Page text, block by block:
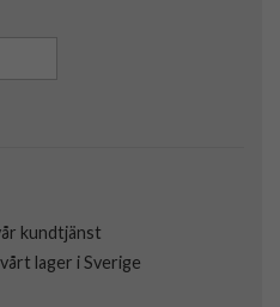
kundtjänst
lager i Sverige